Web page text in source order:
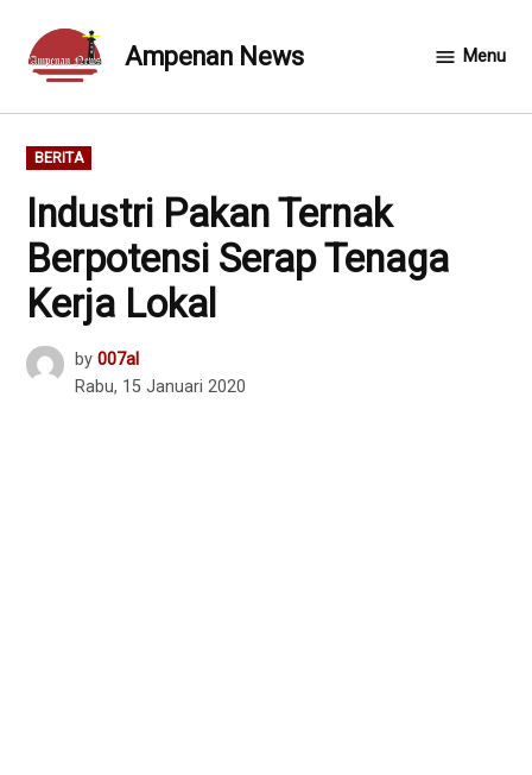
content
Ampenan News Menu
POSTED
IN
BERITA
Industri Pakan Ternak
Berpotensi Serap Tenaga
Kerja Lokal
by 007al
Rabu, 15 Januari 2020